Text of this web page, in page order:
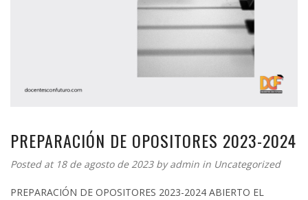
PREPARACIÓN DE OPOSITORES 2023-2024
Posted at 18 de agosto de 2023 byadmin in Uncategorized
PREPARACIÓN DE OPOSITORES 2023-2024 ABIERTO EL